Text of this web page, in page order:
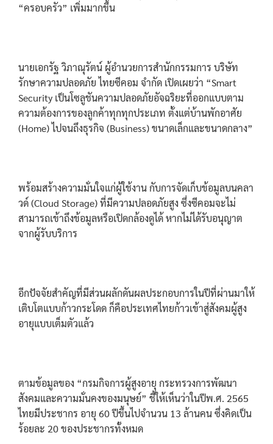
“ครอบครัว” เพิ่มมากขึ้น
นายเอกรัฐ วิภาณุรัตน์ ผู้อำนวยการสำนักกรรมการ บริษัท
รักษาความปลอดภัย ไทยซีคอม จำกัด เปิดเผยว่า “Smart
Security เป็นโซลูชันความปลอดภัยอัจฉริยะที่ออกแบบตาม
ความต้องการของลูกค้าทุกทุกประเภท ตั้งแต่บ้านพักอาศัย
(Home) ไปจนถึงธุรกิจ (Business) ขนาดเล็กและขนาดกลาง”
พร้อมสร้างความมั่นใจแก่ผู้ใช้งาน กับการจัดเก็บข้อมูลบนคลา
วด์ (Cloud Storage) ที่มีความปลอดภัยสูง ซึ่งซีคอมจะไม่
สามารถเข้าถึงข้อมูลหรือเปิดกล้องดูได้ หากไม่ได้รับอนุญาต
จากผู้รับบริการ
อีกปัจจัยสำคัญที่มีส่วนผลักดันผลประกอบการในปีที่ผ่านมาให้
เติบโตแบบก้าวกระโดด ก็คือประเทศไทยก้าวเข้าสู่สังคมผู้สูง
อายุแบบเต็มตัวแล้ว
ตามข้อมูลของ “กรมกิจการผู้สูงอายุ กระทรวงการพัฒนา
สังคมและความมั่นคงของมนุษย์” ชี้ให้เห็นว่าในปีพ.ศ. 2565
ไทยมีประชากร อายุ 60 ปีขึ้นไปจำนวน 13 ล้านคน ซึ่งคิดเป็น
ร้อยละ 20 ของประชากรทั้งหมด